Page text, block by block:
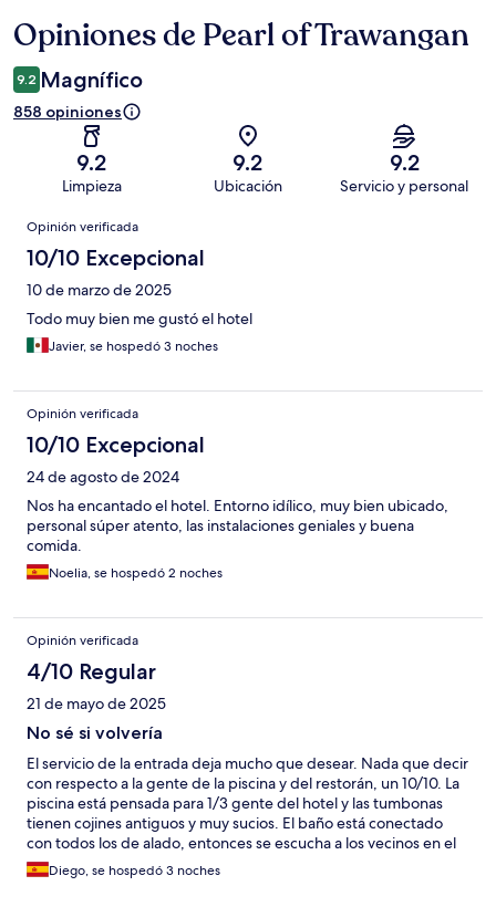
Opiniones
Opiniones de Pearl of Trawangan
9.2 Magnífico
858 opiniones
9.2
Limpieza
9.2
Ubicación
9.2
Servicio y personal
Opiniones
Opinión verificada
10/10 Excepcional
10 de marzo de 2025
Todo muy bien me gustó el hotel
Javier, se hospedó 3 noches
Opinión verificada
10/10 Excepcional
24 de agosto de 2024
Nos ha encantado el hotel. Entorno idílico, muy bien ubicado,
personal súper atento, las instalaciones geniales y buena
comida.
Noelia, se hospedó 2 noches
Opinión verificada
4/10 Regular
21 de mayo de 2025
No sé si volvería
El servicio de la entrada deja mucho que desear. Nada que decir
con respecto a la gente de la piscina y del restorán, un 10/10. La
piscina está pensada para 1/3 gente del hotel y las tumbonas
tienen cojines antiguos y muy sucios. El baño está conectado
con todos los de alado, entonces se escucha a los vecinos en el
baño constantemente. El servicio de limpieza de la habitación se
demoraba más de 4-5 horas. El desayuno es a la carta pero es
Diego, se hospedó 3 noches